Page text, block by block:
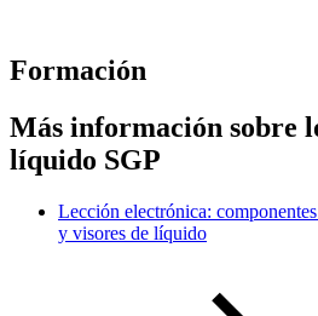
Formación
Más información sobre
líquido SGP
Lección electrónica:
y visores de líquido